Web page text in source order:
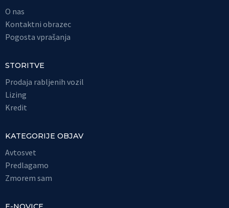
O nas
Kontaktni obrazec
Pogosta vprašanja
STORITVE
Prodaja rabljenih vozil
Lizing
Kredit
KATEGORIJE OBJAV
Avtosvet
Predlagamo
Zmorem sam